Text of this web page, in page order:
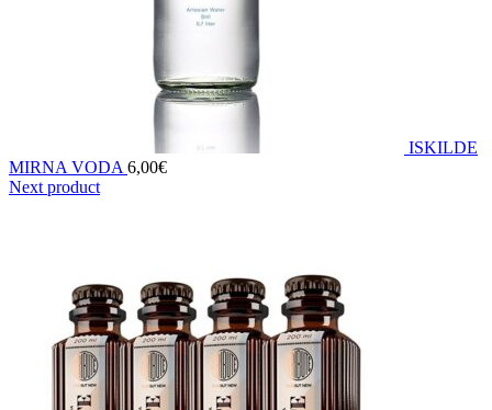
ISKILDE
MIRNA VODA 6,00€
Next product